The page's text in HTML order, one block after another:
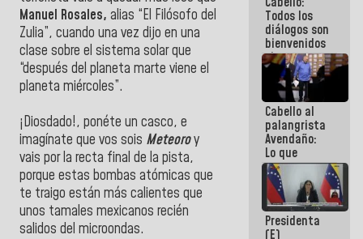
Manuel Rosales, alias “El Filósofo del
Zulia”, cuando una vez dijo en una
clase sobre el sistema solar que
“después del planeta marte viene el
planeta miércoles”.
¡Diosdado!, ponéte un casco, e
imagínate que vos sois Meteoroy
vais por la recta final de la pista,
porque estas bombas atómicas que
te traigo están más calientes que
unos tamales mexicanos recién
salidos del microondas.
Todos los
diálogos son
bienvenidos
siempre que
estén en el
marco de la
Constitución
de la
República
Cabello al
palangrista
Avendaño:
Lo que
vayas a
escribir
hazlo hoy
por que no
sabemos si
Presidenta
(E)